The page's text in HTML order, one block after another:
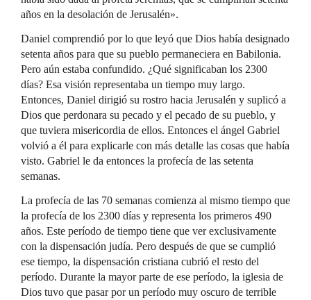
años en la desolación de Jerusalén».
Daniel comprendió por lo que leyó que Dios había designado
setenta años para que su pueblo permaneciera en Babilonia.
Pero aún estaba confundido. ¿Qué significaban los 2300
días? Esa visión representaba un tiempo muy largo.
Entonces, Daniel dirigió su rostro hacia Jerusalén y suplicó a
Dios que perdonara su pecado y el pecado de su pueblo, y
que tuviera misericordia de ellos. Entonces el ángel Gabriel
volvió a él para explicarle con más detalle las cosas que había
visto. Gabriel le da entonces la profecía de las setenta
semanas.
La profecía de las 70 semanas comienza al mismo tiempo que
la profecía de los 2300 días y representa los primeros 490
años. Este período de tiempo tiene que ver exclusivamente
con la dispensación judía. Pero después de que se cumplió
ese tiempo, la dispensación cristiana cubrió el resto del
período. Durante la mayor parte de ese período, la iglesia de
Dios tuvo que pasar por un período muy oscuro de terrible